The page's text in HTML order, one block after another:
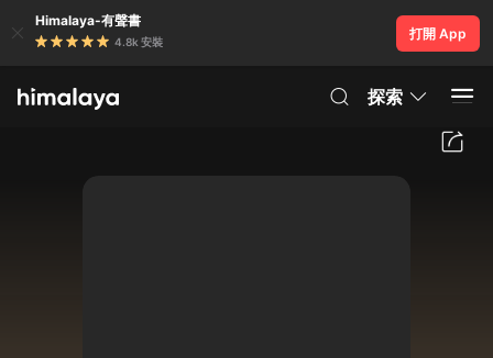
Himalaya-有聲書
4.8k 安裝
打開 App
探索